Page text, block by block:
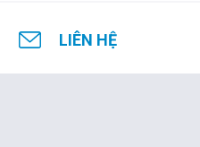
LIÊN HỆ